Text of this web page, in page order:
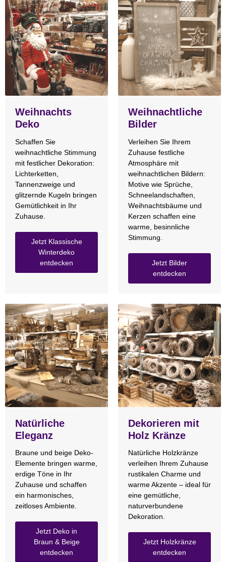
Weihnachts
Deko
Schaffen Sie
weihnachtliche Stimmung
mit festlicher Dekoration:
Lichterketten,
Tannenzweige und
glitzernde Kugeln bringen
Gemütlichkeit in Ihr
Zuhause.
Jetzt Klassische
Winterdeko
entdecken
Weihnachtliche
Bilder
Verleihen Sie Ihrem
Zuhause festliche
Atmosphäre mit
weihnachtlichen Bildern:
Motive wie Sprüche,
Schneelandschaften,
Weihnachtsbäume und
Kerzen schaffen eine
warme, besinnliche
Stimmung.
Jetzt Bilder
entdecken
Natürliche
Eleganz
Braune und beige Deko-
Elemente bringen warme,
erdige Töne in Ihr
Zuhause und schaffen
ein harmonisches,
zeitloses Ambiente.
Jetzt Deko in
Braun & Beige
entdecken
Dekorieren mit
Holz Kränze
Natürliche Holzkränze
verleihen Ihrem Zuhause
rustikalen Charme und
warme Akzente – ideal für
eine gemütliche,
naturverbundene
Dekoration.
Jetzt Holzkränze
entdecken